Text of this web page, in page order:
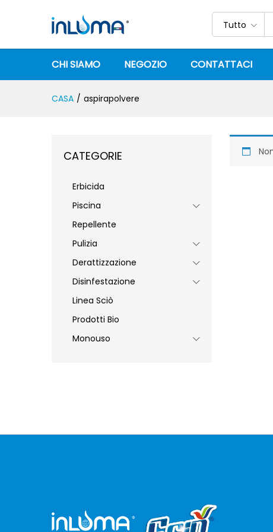
Tutto
CHI SIAMO NEGOZIO CONTATTACI
CASA / aspirapolvere
CATEGORIE
Erbicida
Piscina
Repellente
Pulizia
Derattizzazione
Disinfestazione
Linea Sciò
Prodotti Bio
Monouso